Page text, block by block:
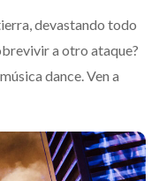
devastando todo
a otro ataque?
dance. Ven a